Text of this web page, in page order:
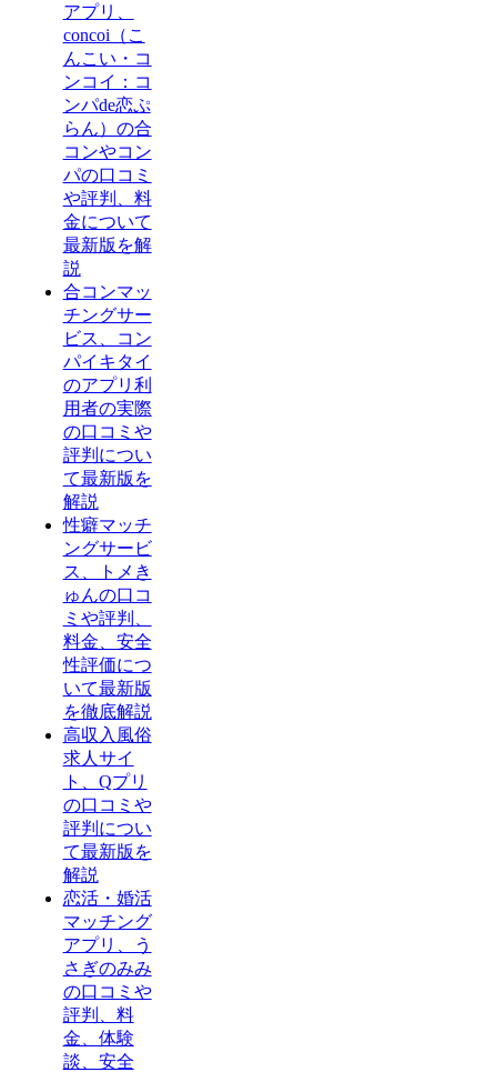
アプリ、
concoi（こ
んこい・コ
ンコイ：コ
ンパde恋ぷ
らん）の合
コンやコン
パの口コミ
や評判、料
金について
最新版を解
説
合コンマッ
チングサー
ビス、コン
パイキタイ
のアプリ利
用者の実際
の口コミや
評判につい
て最新版を
解説
性癖マッチ
ングサービ
ス、トメき
ゅんの口コ
ミや評判、
料金、安全
性評価につ
いて最新版
を徹底解説
高収入風俗
求人サイ
ト、Qプリ
の口コミや
評判につい
て最新版を
解説
恋活・婚活
マッチング
アプリ、う
さぎのみみ
の口コミや
評判、料
金、体験
談、安全